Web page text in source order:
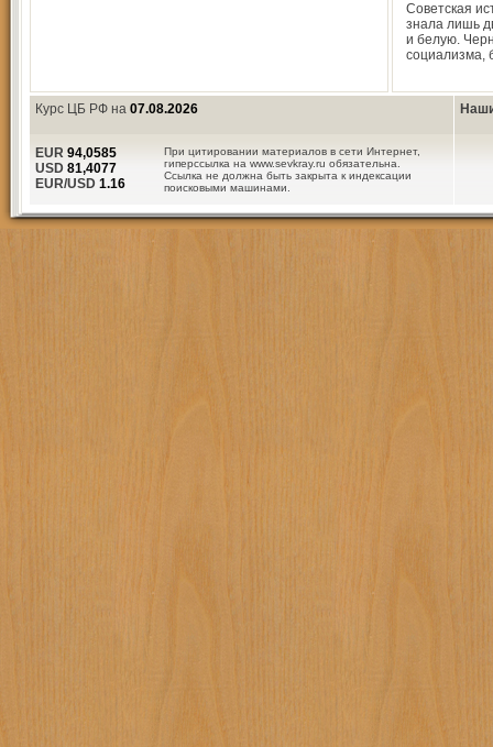
Советская
знала лишь
и белую.
социализма,
Курс ЦБ РФ на 07.08.2026
При цитировании материалов в сети Интернет,
гиперссылка на www.sevkray.ru обязательна.
Ссылка не должна быть закрыта к индексации
поисковыми машинами.
EUR 94,0585
USD 81,4077
EUR/USD 1.16